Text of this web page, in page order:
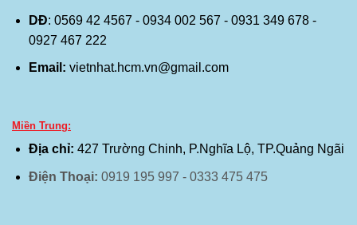
DĐ: 0569 42 4567 - 0934 002 567 - 0931 349 678 -
0927 467 222
Email: vietnhat.hcm.vn@gmail.com
Miền Trung:
Địa chỉ: 427 Trường Chinh, P.Nghĩa Lộ, TP.Quảng Ngãi
Điện Thoại: 0919 195 997 - 0333 475 475